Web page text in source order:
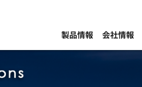
製品情報 会社情報